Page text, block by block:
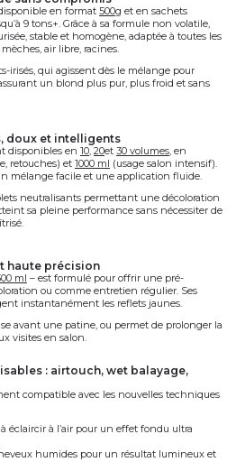
en format 500g et en sachets
9 tons+. Grâce à sa formule non volatile,
stable et homogène, adaptée à toutes les
air libre, racines.
irisés, qui agissent dès le mélange pour
un blond plus pur, plus froid et sans
doux et intelligents
disponibles en 10, 20et 30 volumes, en
retouches) et 1000 ml (usage salon intensif).
mélange facile et une application fluide.
neutralisants permettant une décoloration
sa pleine performance sans nécessiter de
.
haute précision
ml – est formulé pour offrir une pré-
ou comme entretien régulier. Ses
instantanément les reflets jaunes.
avant une patine, ou permet de prolonger la
visites en salon.
compatible avec les nouvelles techniques
éclaircir à l’air pour un effet fondu ultra
humides pour un résultat lumineux et